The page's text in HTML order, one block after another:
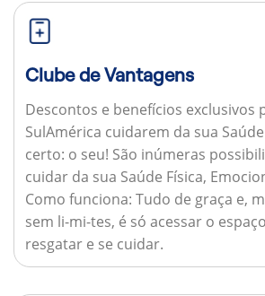
Clube de Vantagens
Descontos e benefícios exclusivos
SulAmérica cuidarem da sua
certo: o seu! São inúmeras
cuidar da sua Saúde Física,
Como funciona: Tudo de graça e,
sem li-mi-tes, é só acessar o
resgatar e se cuidar.